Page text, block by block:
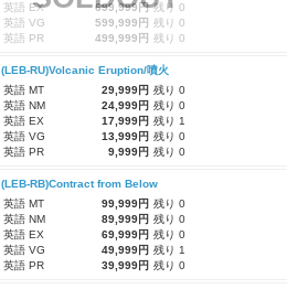
英語 EX
699,999円 残り 0
英語 VG
599,999円 残り 0
英語 PR
499,999円 残り 0
(LEB-RU)Volcanic Eruption/噴火
英語 MT
29,999円 残り 0
英語 NM
24,999円 残り 0
英語 EX
17,999円 残り 1
英語 VG
13,999円 残り 0
英語 PR
9,999円 残り 0
(LEB-RB)Contract from Below
英語 MT
99,999円 残り 0
英語 NM
89,999円 残り 0
英語 EX
69,999円 残り 0
英語 VG
49,999円 残り 1
英語 PR
39,999円 残り 0